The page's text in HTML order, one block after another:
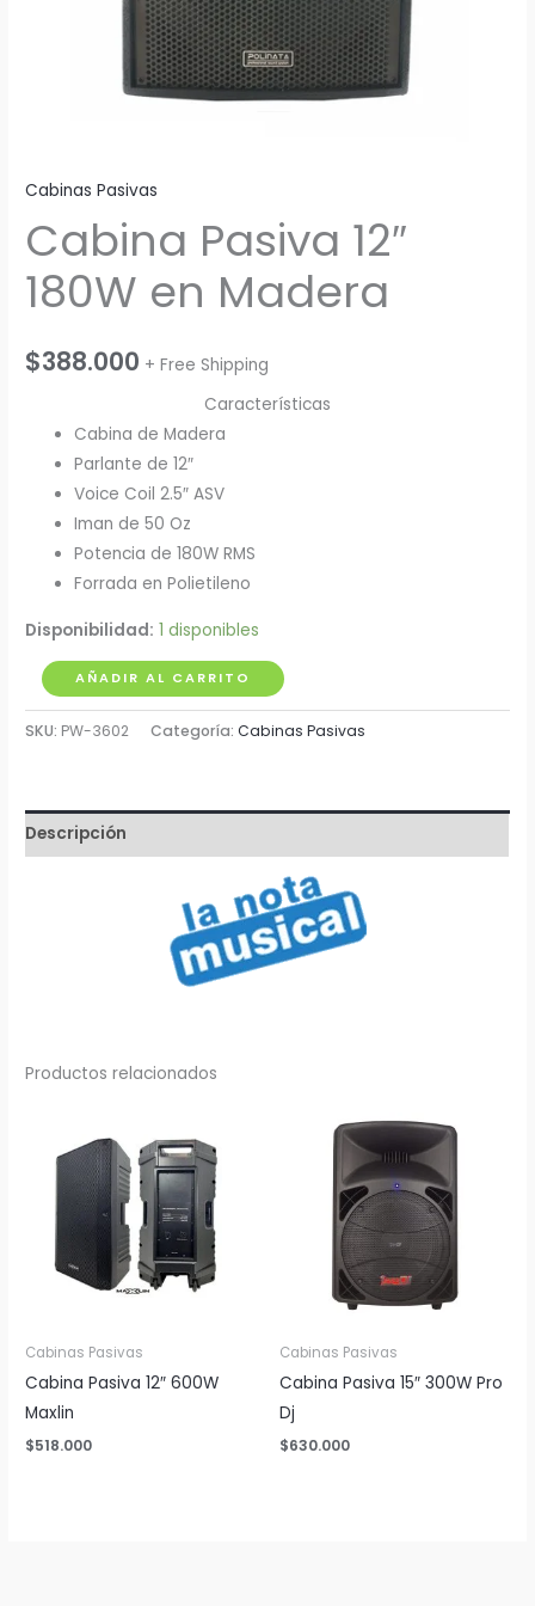
Cabinas Pasivas
Cabina Pasiva 12″
180W en Madera
$388.000 + Free Shipping
Características
Cabina de Madera
Parlante de 12″
Voice Coil 2.5″ ASV
Iman de 50 Oz
Potencia de 180W RMS
Forrada en Polietileno
Disponibilidad: 1 disponibles
Cabina
Pasiva
12"
Madera
cantidad
AÑADIR AL CARRITO
SKU: PW-3602 Categoría:Cabinas Pasivas
Descripción
Productos relacionados
Cabinas Pasivas
Cabina Pasiva 12″ 600W
Maxlin
$518.000
Cabinas Pasivas
Cabina Pasiva 15″ 300W Pro
Dj
$630.000